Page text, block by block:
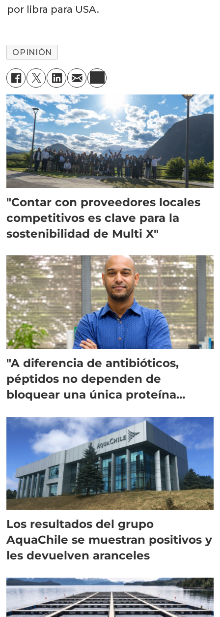
por libra para USA.
OPINIÓN
"Contar con proveedores locales
competitivos es clave para la
sostenibilidad de Multi X"
"A diferencia de antibióticos,
péptidos no dependen de
bloquear una única proteína
Los resultados del grupo
AquaChile se muestran positivos y
les devuelven aranceles